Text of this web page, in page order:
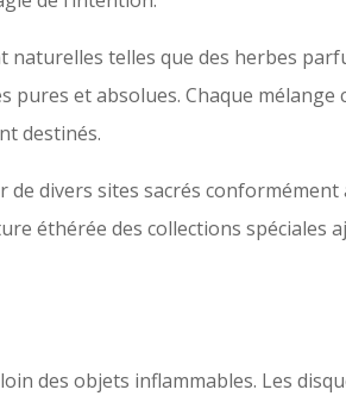
telles que des herbes
pures et absolues. Chaque
destinés.
divers sites sacrés conformément
éthérée des collections spéciales
des objets inflammables. Les